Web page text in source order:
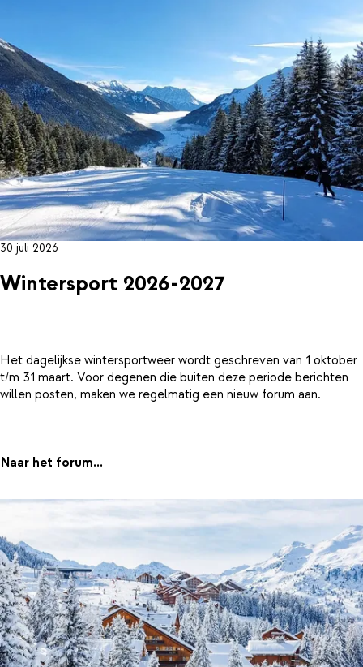
30 juli 2026
Wintersport 2026-2027
Het dagelijkse wintersportweer wordt geschreven van 1 oktober
t/m 31 maart. Voor degenen die buiten deze periode berichten
willen posten, maken we regelmatig een nieuw forum aan.
Naar het forum...